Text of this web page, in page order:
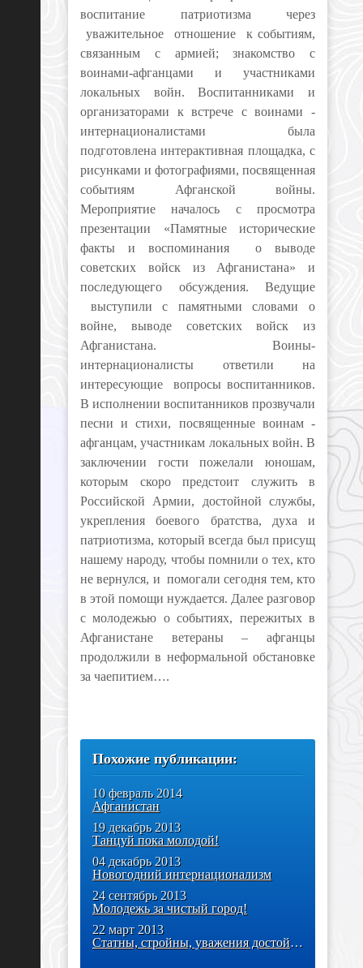
воспитание патриотизма через
уважительное отношение к событиям,
связанным с армией; знакомство с
воинами-афганцами и участниками
локальных войн. Воспитанниками и
организаторами к встрече с воинами -
интернационалистами была
подготовлена интерактивная площадка, с
рисунками и фотографиями, посвященная
событиям Афганской войны.
Мероприятие началось с просмотра
презентации «Памятные исторические
факты и воспоминания о выводе
советских войск из Афганистана» и
последующего обсуждения. Ведущие
выступили с памятными словами о
войне, выводе советских войск из
Афганистана. Воины-
интернационалисты ответили на
интересующие вопросы воспитанников.
В исполнении воспитанников прозвучали
песни и стихи, посвященные воинам -
афганцам, участникам локальных войн. В
заключении гости пожелали юношам,
которым скоро предстоит служить в
Российской Армии, достойной службы,
укрепления боевого братства, духа и
патриотизма, который всегда был присущ
нашему народу, чтобы помнили о тех, кто
не вернулся, и помогали сегодня тем, кто
в этой помощи нуждается. Далее разговор
с молодежью о событиях, пережитых в
Афганистане ветераны – афганцы
продолжили в неформальной обстановке
за чаепитием….
Похожие публикации:
10 февраль 2014
Афганистан
19 декабрь 2013
Танцуй пока молодой!
04 декабрь 2013
Новогодний интернационализм
24 сентябрь 2013
Молодежь за чистый город!
22 март 2013
Статны, стройны, уважения достойны